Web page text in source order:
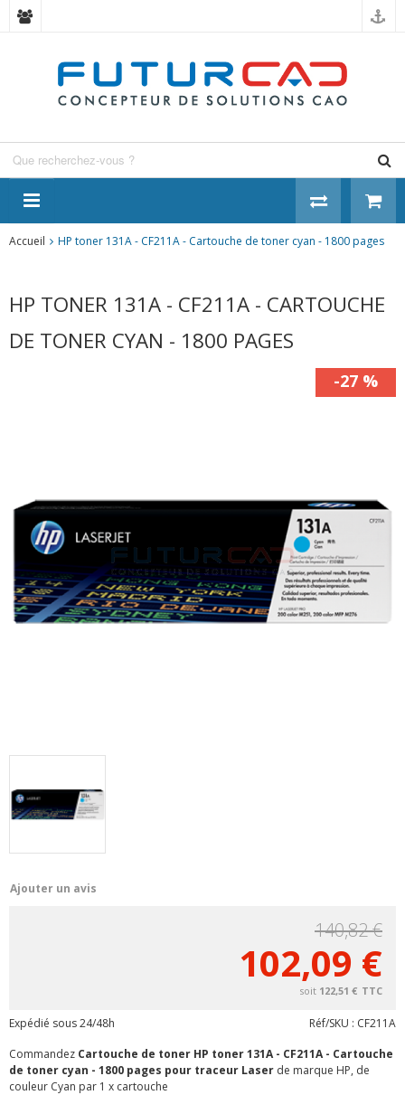
Accueil HP toner 131A - CF211A - Cartouche de toner cyan - 1800 pages
HP TONER 131A - CF211A - CARTOUCHE
DE TONER CYAN - 1800 PAGES
-27 %
Ajouter un avis
140,82 €
102,09 €
TTC
122,51 €
Expédié sous24/48h Réf/SKU : CF211A
Commandez Cartouche de toner HP toner 131A - CF211A - Cartouche
de toner cyan - 1800 pages pour traceur Laser de marque HP, de
couleur Cyan par 1 x cartouche
Panneau de gestion des cookies